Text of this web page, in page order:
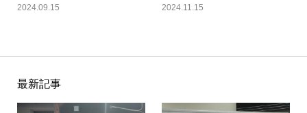
2024.09.15 2024.11.15
最新記事